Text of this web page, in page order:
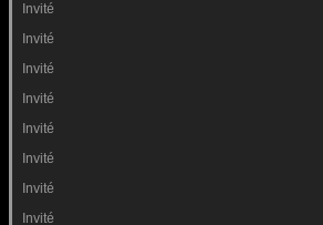
Invité
Invité
Invité
Invité
Invité
Invité
Invité
Invité